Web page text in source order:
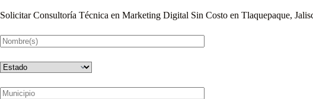
Solicitar Consultoría Técnica en Marketing Digital Sin Costo en Tlaquepaque,